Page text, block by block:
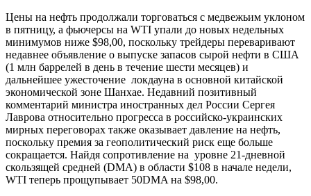
Цены на нефть продолжали торговаться с медвежьим уклоном
в пятницу, а фьючерсы на WTI упали до новых недельных
минимумов ниже $98,00, поскольку трейдеры переваривают
недавнее объявление о выпуске запасов сырой нефти в США
(1 млн баррелей в день в течение шести месяцев) и
дальнейшее ужесточение локдауна в основной китайской
экономической зоне Шанхае. Недавний позитивный
комментарий министра иностранных дел России Сергея
Лаврова относительно прогресса в российско-украинских
мирных переговорах также оказывает давление на нефть,
поскольку премия за геополитический риск еще больше
сокращается. Найдя сопротивление на уровне 21-дневной
скользящей средней (DMA) в области $108 в начале недели,
WTI теперь прощупывает 50DMA на $98,00.